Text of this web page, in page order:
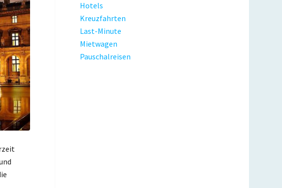
Hotels
Kreuzfahrten
Last-Minute
Mietwagen
Pauschalreisen